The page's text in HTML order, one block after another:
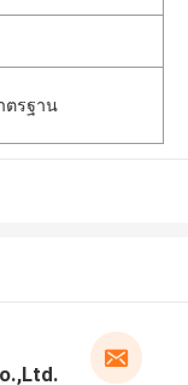
ตรฐาน